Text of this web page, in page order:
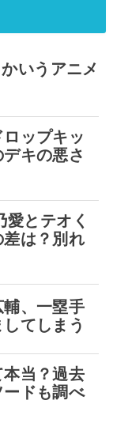
いうアニメ
ップキッ
キの悪さ
愛とテオく
は？別れ
輔、一塁手
てしまう
本当？過去
ドも調べ